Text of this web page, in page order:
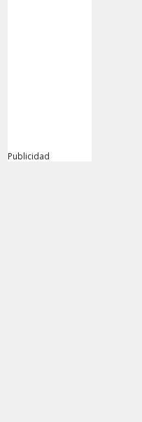
Publicidad